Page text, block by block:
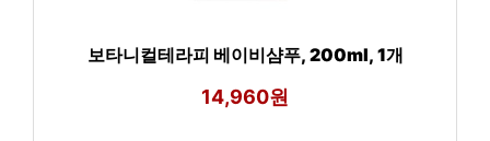
보타니컬테라피 베이비샴푸, 200ml, 1개
14,960원